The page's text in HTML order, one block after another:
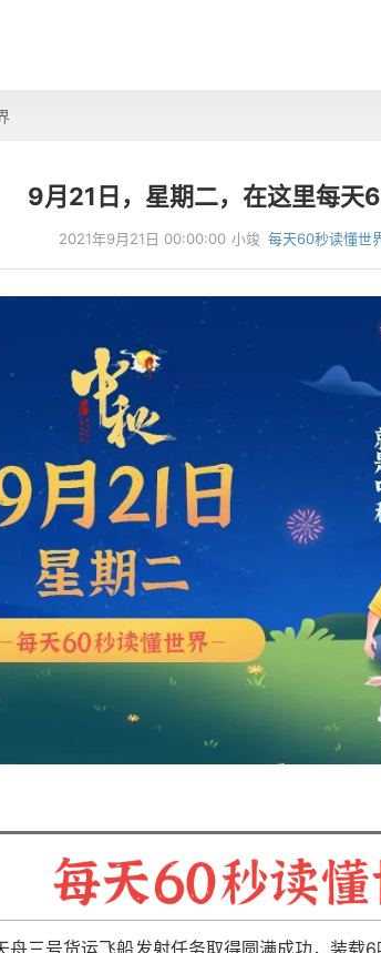
9月21日，星期二，在这里每天
2021年9月21日 00:00:00 小竣 每天60秒读懂世
舟三号货运飞船发射任务取得圆满成功，装载